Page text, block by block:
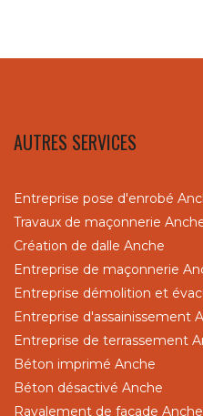
AUTRES SERVICES
Entreprise pose d'enrobé
Travaux de maçonnerie
Création de dalle Anche
Entreprise de maçonnerie
Entreprise démolition et
Entreprise d'assainissement
Entreprise de terrassement
Béton imprimé Anche
Béton désactivé Anche
Ravalement de façade Anche